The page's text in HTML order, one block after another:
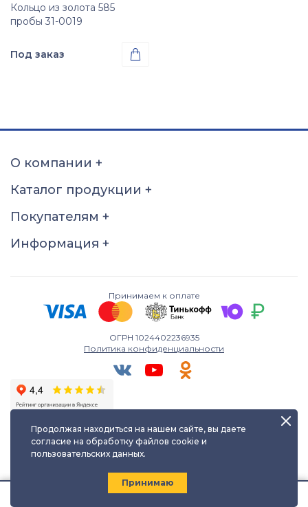
Кольцо из золота 585
пробы 31-0019
Под заказ 
15 15,5 16
16,5
25,5
О компании +
Каталог продукции +
Покупателям +
Информация +
Принимаем к оплате
ОГРН 1024402236935
Политика конфиденциальности
Любое использование либо копирование материалов сайта
kayuf.ru| © КаЮФ , 2013-2026
Продолжая находиться на нашем сайте, вы даете
согласие на обработку файлов cookie и
пользовательских данных.
Принимаю